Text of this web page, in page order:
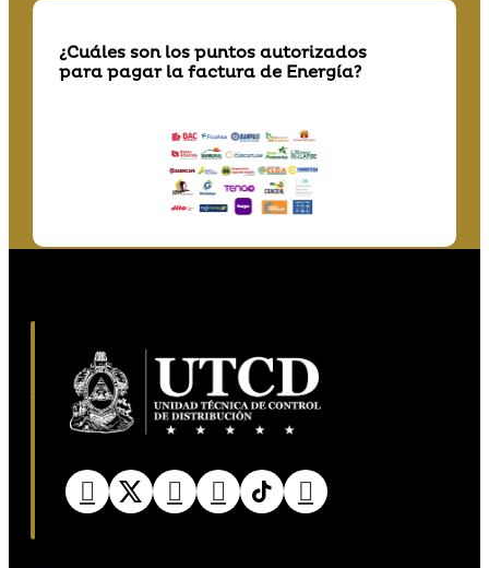
¿Cuáles son los puntos autorizados
para pagar la factura de Energía?